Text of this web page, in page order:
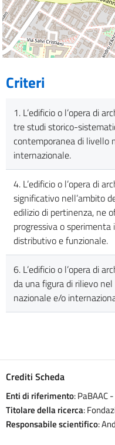
Criteri
1. L’edificio o l’opera di
tre studi storico-
contemporanea di livello
internazionale.
4. L’edificio o l’opera di
significativo nell’ambito
edilizio di pertinenza, ne
progressiva o
distributivo e funzionale.
6. L’edificio o l’opera di
da una figura di rilievo
nazionale e/o
Crediti Scheda
Enti di riferimento: PaBAAC
Titolare della ricerca:
Responsabile scientifico: